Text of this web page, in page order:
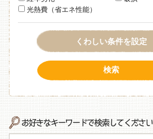
光熱費（省エネ性能）
くわしい条件を設定
お好きなキーワードで検索してください